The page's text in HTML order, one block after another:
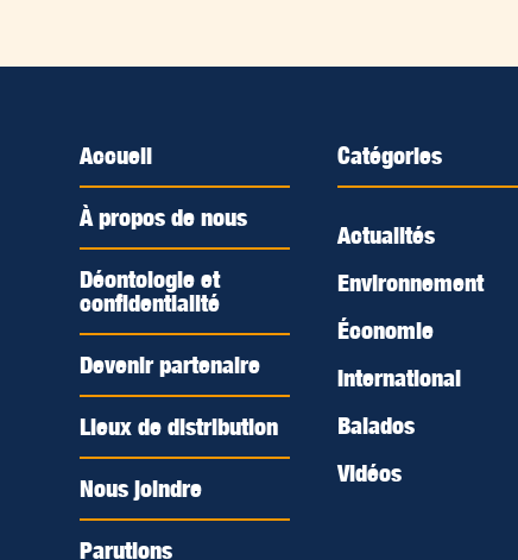
Accueil
À propos de nous
Déontologie et
confidentialité
Devenir partenaire
Lieux de distribution
Nous joindre
Parutions
Catégories
Actualités
Environnement
Économie
International
Balados
Vidéos